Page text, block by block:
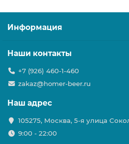
Информация
Наши контакты
+7 (926) 460-1-460
zakaz@homer-beer.ru
Наш адрес
105275, Москва, 5-я улица
9:00 - 22:00